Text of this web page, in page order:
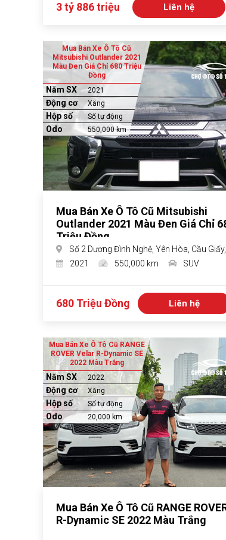
3 tỷ 886 triệu Liên hệ
Mua Bán Xe Ô Tô Cũ
Mitsubishi Outlander 2021
Màu Đen Giá Chỉ 680 Triệu
Đồng
Năm SX 2021
Động cơ Xăng
Hộp số Số tự động
Odo 550,000 km
Mua Bán Xe Ô Tô Cũ Mitsubishi
Outlander 2021 Màu Đen Giá Chỉ
Triệu Đồng
Số 2 Dương Đình Nghệ, Yên Hòa, Cầu
2021
550,000 km SUV
680 Triệu Đồng Liên hệ
Mua Bán Xe Ô Tô Cũ RANGE
ROVER Velar R-Dynamic SE
2022 Màu Trắng
Năm SX 2022
Động cơ Xăng
Hộp số Số tự động
Odo 20,000 km
Mua Bán Xe Ô Tô Cũ RANGE
R-Dynamic SE 2022 Màu Trắng